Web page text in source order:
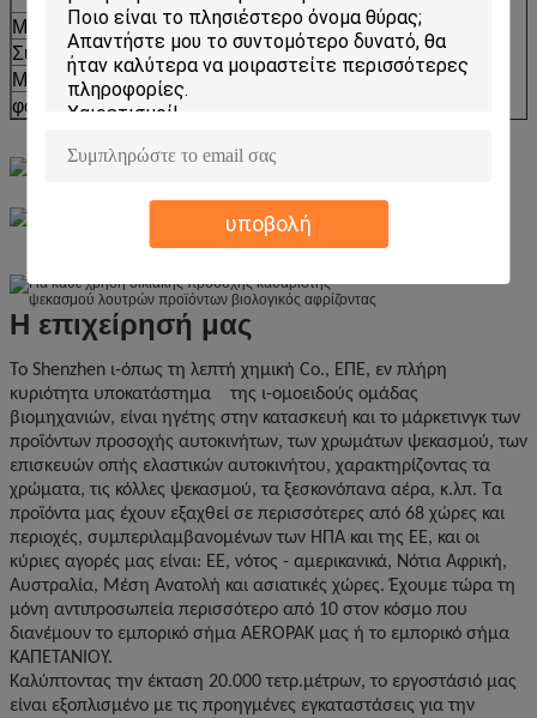
υποβολή
Μπορέστε να ταξινομήσει:
∮65mm Χ 240mm Χ
Συσκευασία:
650ml Χ 12pcs/ctn
Μέγεθος χαρτοκιβωτίων:
275x205x290 χιλ.
φόρτωση εμπορευματοκιβωτίων 20ft
Η επιχείρησή μας
Το Shenzhen ι-όπως τη λεπτή χημική Co., ΕΠΕ, εν πλήρη
κυριότητα υποκατάστημα της ι-ομοειδούς ομάδας
βιομηχανιών, είναι ηγέτης στην κατασκευή και το μάρκετινγκ των
προϊόντων προσοχής αυτοκινήτων, των χρωμάτων ψεκασμού, των
επισκευών οπής ελαστικών αυτοκινήτου, χαρακτηρίζοντας τα
χρώματα, τις κόλλες ψεκασμού, τα ξεσκονόπανα αέρα, κ.λπ. Τα
προϊόντα μας έχουν εξαχθεί σε περισσότερες από 68 χώρες και
περιοχές, συμπεριλαμβανομένων των ΗΠΑ και της ΕΕ, και οι
κύριες αγορές μας είναι: ΕΕ, νότος - αμερικανικά, Νότια Αφρική,
Αυστραλία, Μέση Ανατολή και ασιατικές χώρες. Έχουμε τώρα τη
μόνη αντιπροσωπεία περισσότερο από 10 στον κόσμο που
διανέμουν το εμπορικό σήμα AEROPAK μας ή το εμπορικό σήμα
ΚΑΠΕΤΆΝΙΟΥ.
Καλύπτοντας την έκταση 20.000 τετρ.μέτρων, το εργοστάσιό μας
είναι εξοπλισμένο με τις προηγμένες εγκαταστάσεις για την